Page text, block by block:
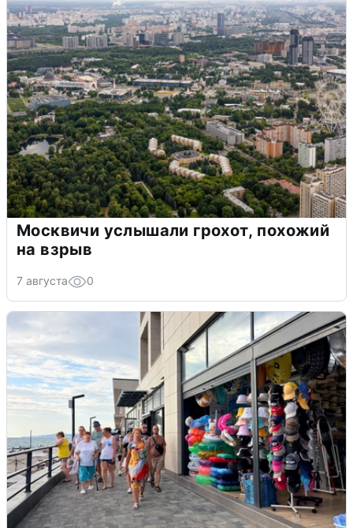
Москвичи услышали грохот, похожий
на взрыв
7 августа 0